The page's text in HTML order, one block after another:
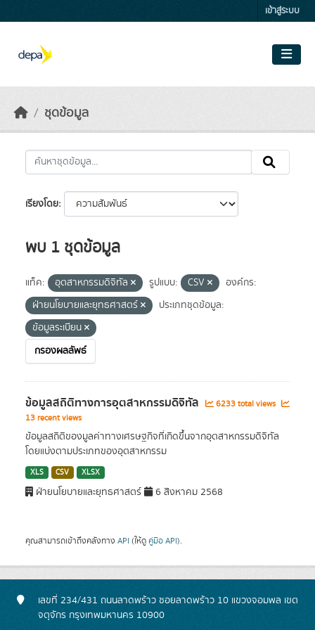
เข้าสู่ระบบ
ชุดข้อมูล
เรียงโดย
พบ 1 ชุดข้อมูล
แท็ค: อุตสาหกรรมดิจิทัล รูปแบบ: CSV
องค์กร:
ฝ่ายนโยบายและยุทธศาสตร์
ประเภทชุดข้อมูล:
ข้อมูลระเบียน
กรองผลลัพธ์
ข้อมูลสถิติทางการอุตสาหกรรมดิจิทัล
6233 total views
13 recent views
ข้อมูลสถิติของมูลค่าทางเศรษฐกิจที่เกิดขึ้นจากอุตสาหกรรมดิจิทัล
โดยแบ่งตามประเภทของอุตสาหกรรม
XLS CSV XLSX
ฝ่ายนโยบายและยุทธศาสตร์ 6 สิงหาคม 2568
คุณสามารถเข้าถึงคลังทาง API (ให้ดู คู่มือ API).
เลขที่ 234/431 ถนนลาดพร้าว ซอยลาดพร้าว 10 แขวงจอมพล เขต
จตุจักร กรุงเทพมหานคร 10900